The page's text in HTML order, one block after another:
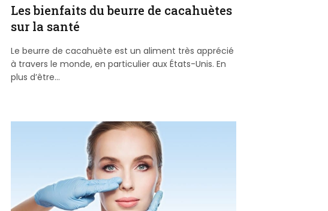
Les bienfaits du beurre de cacahuètes
sur la santé
Le beurre de cacahuète est un aliment très apprécié
à travers le monde, en particulier aux États-Unis. En
plus d’être…